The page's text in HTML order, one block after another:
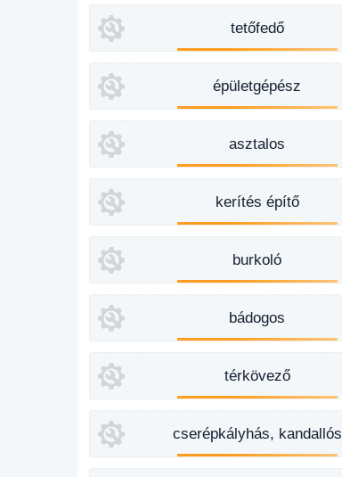
tetőfedő
épületgépész
asztalos
kerítés építő
burkoló
bádogos
térkövező
cserépkályhás, kandallós